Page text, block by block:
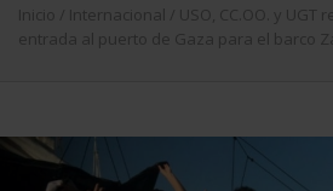
Inicio Internacional
USO, CC.OO. y
entrada al puerto de Gaza para el barco